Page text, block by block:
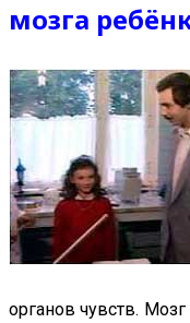
мозга
органов чувств.